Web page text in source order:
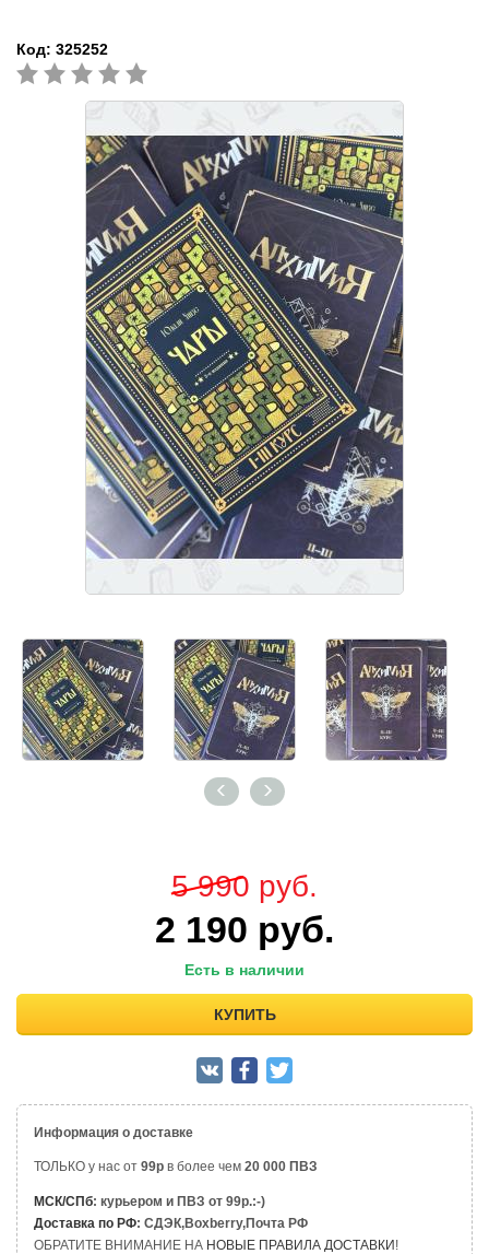
Код: 325252
5 990 руб.
2 190 руб.
Есть в наличии
КУПИТЬ
Информация о доставке
ТОЛЬКО у нас от 99р в более чем 20 000 ПВЗ
МСК/СПб: курьером и ПВЗ от 99р.:-)
Доставка по РФ: СДЭК,Boxberry,Почта РФ
ОБРАТИТЕ ВНИМАНИЕ НА НОВЫЕ ПРАВИЛА ДОСТАВКИ!